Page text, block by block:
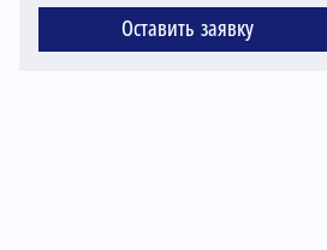
Оставить заявку